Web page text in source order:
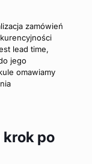
zamówień
lead time,
jego
omawiamy
krok po